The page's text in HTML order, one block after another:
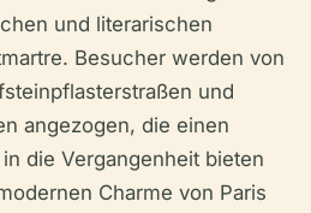
und literarischen
Besucher werden von
und
angezogen, die einen
die Vergangenheit bieten
Charme von Paris